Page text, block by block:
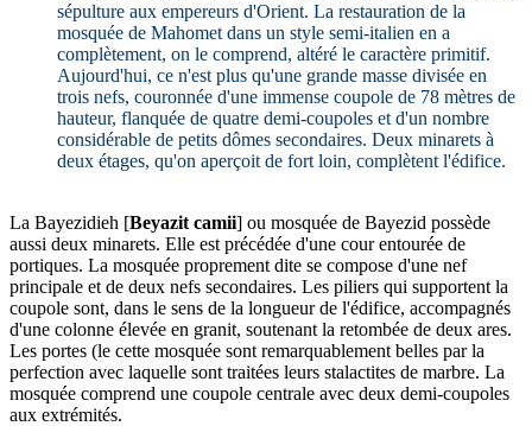
sépulture aux empereurs d'Orient. La restauration de la
mosquée de Mahomet dans un style semi-italien en a
complètement, on le comprend, altéré le caractère primitif.
Aujourd'hui, ce n'est plus qu'une grande masse divisée en
trois nefs, couronnée d'une immense coupole de 78 mètres de
hauteur, flanquée de quatre demi-coupoles et d'un nombre
considérable de petits dômes secondaires. Deux minarets à
deux étages, qu'on aperçoit de fort loin, complètent l'édifice.
La Bayezidieh [Beyazit camii] ou mosquée de Bayezid possède
aussi deux minarets. Elle est précédée d'une cour entourée de
portiques. La mosquée proprement dite se compose d'une nef
principale et de deux nefs secondaires. Les piliers qui supportent la
coupole sont, dans le sens de la longueur de l'édifice, accompagnés
d'une colonne élevée en granit, soutenant la retombée de deux ares.
Les portes (le cette mosquée sont remarquablement belles par la
perfection avec laquelle sont traitées leurs stalactites de marbre. La
mosquée comprend une coupole centrale avec deux demi-coupoles
aux extrémités.